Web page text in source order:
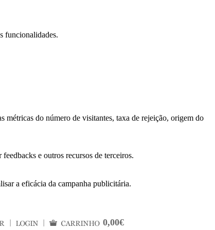
funcionalidades.
métricas do número de visitantes, taxa de rejeição, origem do
e outros recursos de terceiros.
a eficácia da campanha publicitária.
0,00€